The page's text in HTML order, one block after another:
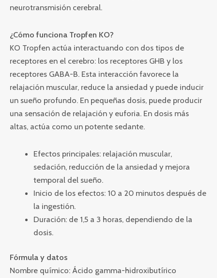
neurotransmisión cerebral.
¿Cómo funciona Tropfen KO?
KO Tropfen actúa interactuando con dos tipos de
receptores en el cerebro: los receptores GHB y los
receptores GABA-B. Esta interacción favorece la
relajación muscular, reduce la ansiedad y puede inducir
un sueño profundo. En pequeñas dosis, puede producir
una sensación de relajación y euforia. En dosis más
altas, actúa como un potente sedante.
Efectos principales: relajación muscular,
sedación, reducción de la ansiedad y mejora
temporal del sueño.
Inicio de los efectos: 10 a 20 minutos después de
la ingestión.
Duración: de 1,5 a 3 horas, dependiendo de la
dosis.
Fórmula y datos
Nombre químico: Ácido gamma-hidroxibutírico